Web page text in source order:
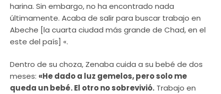
harina. Sin embargo, no ha encontrado nada
últimamente. Acaba de salir para buscar trabajo en
Abeche [la cuarta ciudad más grande de Chad, en el
este del país] «.
Dentro de su choza, Zenaba cuida a su bebé de dos
meses: «He dado a luz gemelos, pero solo me
queda un bebé. El otro no sobrevivió. Trabajo en